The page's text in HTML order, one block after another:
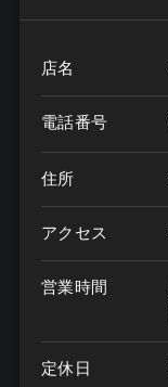
店名
電話番号
住所
アクセス
営業時間
定休日